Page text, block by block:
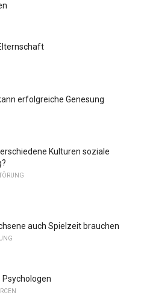
erfolgreiche Genesung
Kulturen soziale
auch Spielzeit brauchen
Psychologen